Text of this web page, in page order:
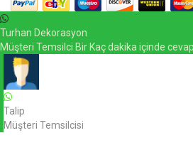
Turhan Dekorasyon
Müşteri Temsilci Bir Kaç dakika içinde
Talip
Müşteri Temsilcisi